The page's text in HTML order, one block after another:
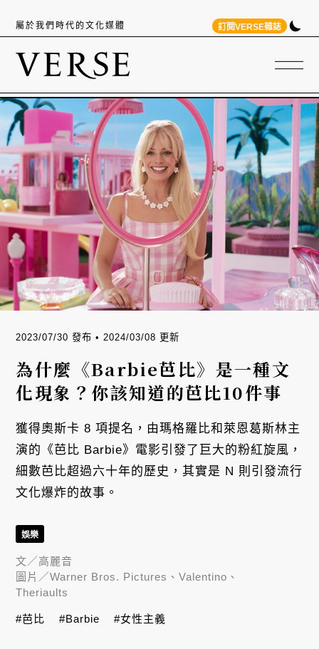
屬於我們時代的文化媒體 訂閱VERSE雜誌
2023/07/30 發布 • 2024/03/08 更新
為什麼《Barbie芭比》是一種文
化現象？你該知道的芭比10件事
獲得奧斯卡 8 項提名，由瑪格羅比和萊恩葛斯林主
演的《芭比 Barbie》電影引發了巨大的粉紅旋風，
細數芭比超過六十年的歷史，其實是 N 則引發流行
文化爆炸的故事。
娛樂
文／高麗音
圖片／Warner Bros. Pictures、Valentino、
Theriaults
#芭比 #Barbie #女性主義